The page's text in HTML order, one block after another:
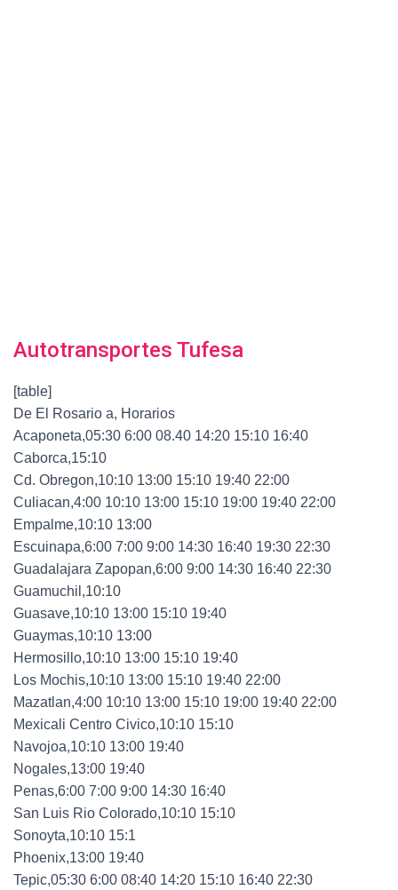
Autotransportes Tufesa
[table]
De El Rosario a, Horarios
Acaponeta,05:30 6:00 08.40 14:20 15:10 16:40
Caborca,15:10
Cd. Obregon,10:10 13:00 15:10 19:40 22:00
Culiacan,4:00 10:10 13:00 15:10 19:00 19:40 22:00
Empalme,10:10 13:00
Escuinapa,6:00 7:00 9:00 14:30 16:40 19:30 22:30
Guadalajara Zapopan,6:00 9:00 14:30 16:40 22:30
Guamuchil,10:10
Guasave,10:10 13:00 15:10 19:40
Guaymas,10:10 13:00
Hermosillo,10:10 13:00 15:10 19:40
Los Mochis,10:10 13:00 15:10 19:40 22:00
Mazatlan,4:00 10:10 13:00 15:10 19:00 19:40 22:00
Mexicali Centro Civico,10:10 15:10
Navojoa,10:10 13:00 19:40
Nogales,13:00 19:40
Penas,6:00 7:00 9:00 14:30 16:40
San Luis Rio Colorado,10:10 15:10
Sonoyta,10:10 15:1
Phoenix,13:00 19:40
Tepic,05:30 6:00 08:40 14:20 15:10 16:40 22:30